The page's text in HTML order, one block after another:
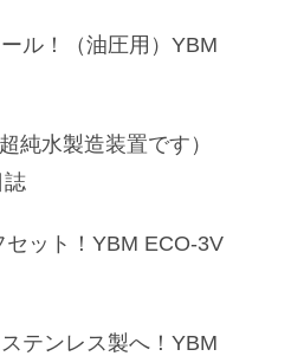
ル！（油圧用）YBM
純水製造装置です）
誌
ット！YBM ECO-3V
テンレス製へ！YBM